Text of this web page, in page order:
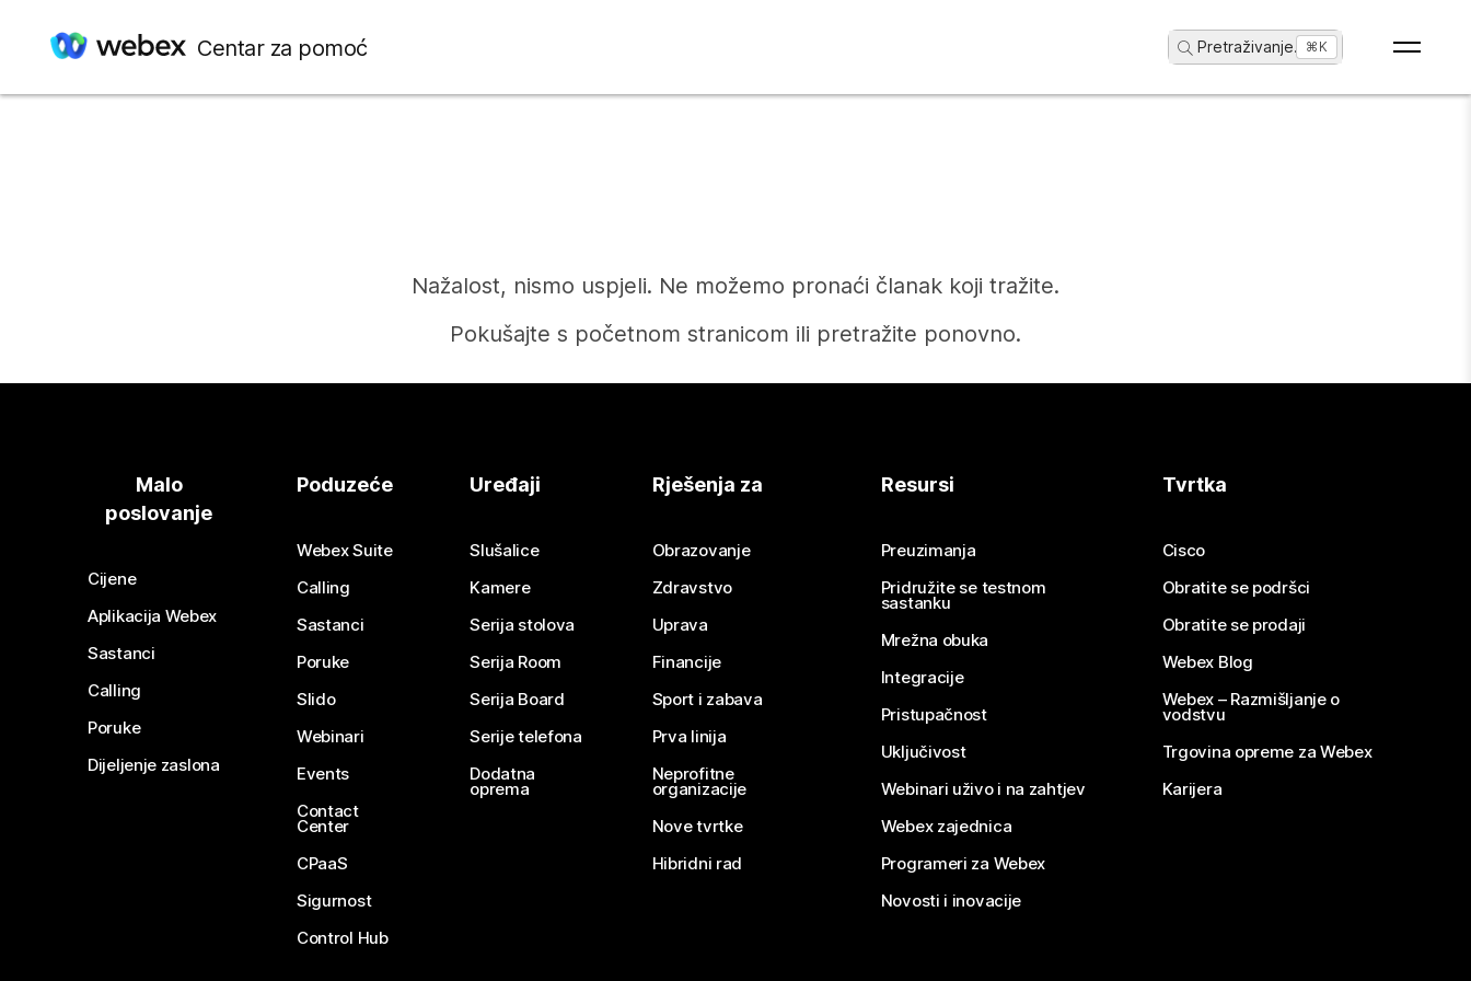
Centar za pomoć Pretraživanje... ⌘K
Nažalost, nismo uspjeli. Ne možemo pronaći članak koji tražite.
Pokušajte s početnom stranicom ili pretražite ponovno.
Tražite li odgovor?
Pošaljite pitanje
Malo
poslovanje
Cijene
Aplikacija Webex
Sastanci
Calling
Poruke
Dijeljenje zaslona
Poduzeće
Webex Suite
Calling
Sastanci
Poruke
Slido
Webinari
Events
Contact
Center
CPaaS
Sigurnost
Control Hub
Uređaji
Slušalice
Kamere
Serija stolova
Serija Room
Serija Board
Serije telefona
Dodatna
oprema
Rješenja za
Obrazovanje
Zdravstvo
Uprava
Financije
Sport i zabava
Prva linija
Neprofitne
organizacije
Nove tvrtke
Hibridni rad
Resursi
Preuzimanja
Pridružite se testnom
sastanku
Mrežna obuka
Integracije
Pristupačnost
Uključivost
Webinari uživo i na zahtjev
Webex zajednica
Programeri za Webex
Novosti i inovacije
Tvrtka
Cisco
Obratite se podršci
Obratite se prodaji
Webex Blog
Webex – Razmišljanje o
vodstvu
Trgovina opreme za Webex
Karijera